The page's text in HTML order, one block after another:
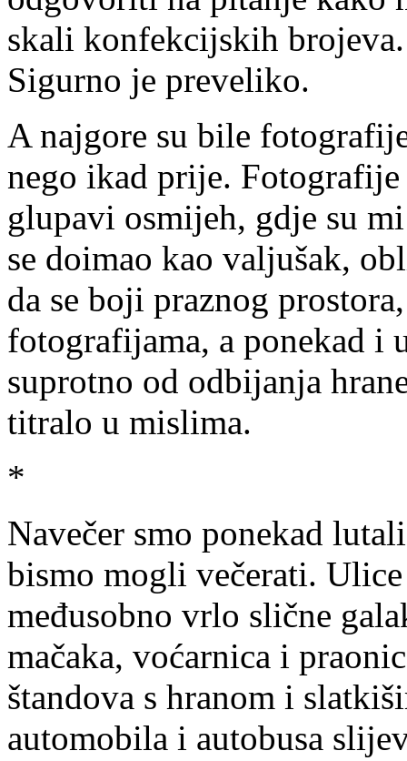
skali konfekcijskih
Sigurno je preveliko.
A najgore su bile
nego ikad prije.
glupavi osmijeh, gdje su
se doimao kao valjušak,
da se boji praznog
fotografijama, a ponekad i
suprotno od odbijanja
titralo u mislima.
*
Navečer smo ponekad
bismo mogli večerati.
međusobno vrlo slične
mačaka, voćarnica i
štandova s hranom i
automobila i autobusa